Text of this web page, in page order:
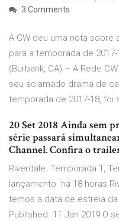
3 Comments
A CW deu uma nota sobre
para a temporada de
(Burbank, CA) – A Rede
seu aclamado drama de
temporada de 2017-18, foi
20 Set 2018 Ainda sem
série passará
Channel. Confira o
Riverdale. Temporada 1,
lançamento há 18 horas
temos a data de estreia
Published. 11 Jan 2019 O